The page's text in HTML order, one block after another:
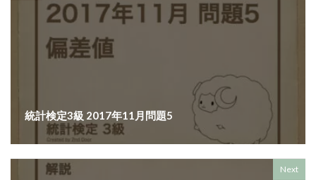
統計検定3級 2017年11月問題5
Next